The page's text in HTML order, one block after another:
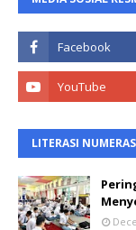
LITERASI